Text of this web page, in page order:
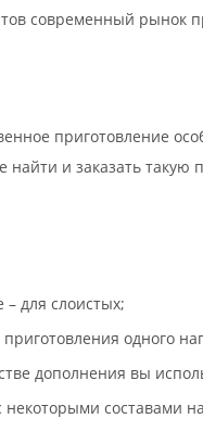
современный рынок
приготовление
найти и заказать
для слоистых;
одного
дополнения вы
составами